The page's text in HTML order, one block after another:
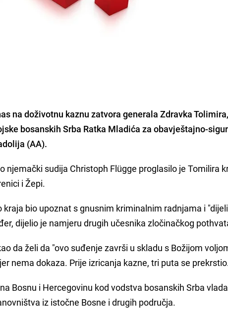
na doživotnu kaznu zatvora generala Zdravka Tolimira,
bosanskih Srba Ratka Mladića za obavještajno-
(AA).
njemački sudija Christoph Flügge proglasilo je Tomilira
i Žepi.
kraja bio upoznat s gnusnim kriminalnim radnjama i
dijelio je namjeru drugih učesnika zločinačkog
da želi da "ovo suđenje završi u skladu s Božijom
nema dokaza. Prije izricanja kazne, tri puta se
Bosnu i Hercegovinu kod vodstva bosanskih Srba
iz istočne Bosne i drugih područja.